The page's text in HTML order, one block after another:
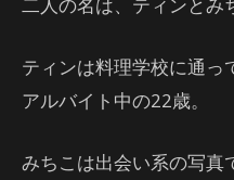
ティンは料理学校に通っ
アルバイト中の22歳。
みちこは出会い系の写真